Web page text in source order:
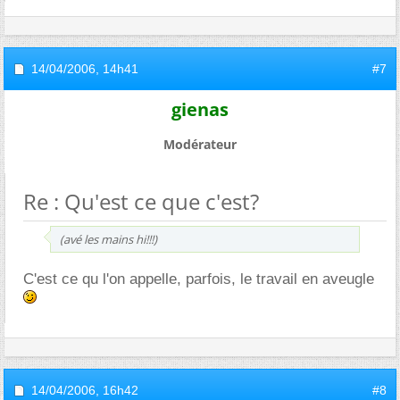
14/04/2006, 14h41 #7
gienas
Modérateur
Re : Qu'est ce que c'est?
(avé les mains hi!!!)
C'est ce qu l'on appelle, parfois, le travail en aveugle
14/04/2006, 16h42 #8